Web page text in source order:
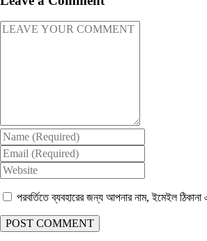
পরবর্তিতে ব্যবহারের জন্য আপনার নাম, ইমেইল